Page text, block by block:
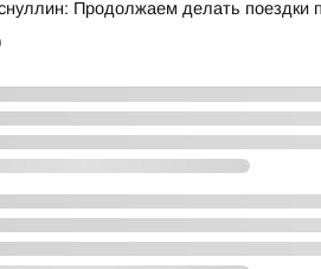
Продолжаем делать поездки